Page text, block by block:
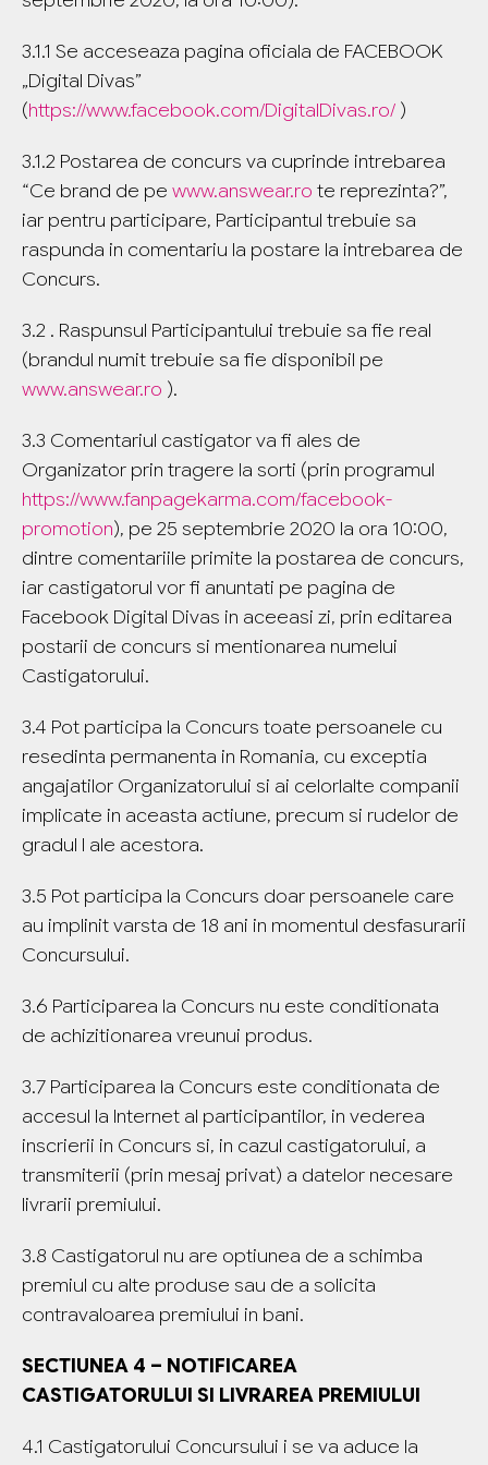
3.1.1 Se acceseaza pagina oficiala de FACEBOOK
„Digital Divas”
(https://www.facebook.com/DigitalDivas.ro/ )
3.1.2 Postarea de concurs va cuprinde intrebarea
“Ce brand de pe www.answear.ro te reprezinta?”,
iar pentru participare, Participantul trebuie sa
raspunda in comentariu la postare la intrebarea de
Concurs.
3.2 . Raspunsul Participantului trebuie sa fie real
(brandul numit trebuie sa fie disponibil pe
www.answear.ro ).
3.3 Comentariul castigator va fi ales de
Organizator prin tragere la sorti (prin programul
https://www.fanpagekarma.com/facebook-
promotion), pe 25 septembrie 2020 la ora 10:00,
dintre comentariile primite la postarea de concurs,
iar castigatorul vor fi anuntati pe pagina de
Facebook Digital Divas in aceeasi zi, prin editarea
postarii de concurs si mentionarea numelui
Castigatorului.
3.4 Pot participa la Concurs toate persoanele cu
resedinta permanenta in Romania, cu exceptia
angajatilor Organizatorului si ai celorlalte companii
implicate in aceasta actiune, precum si rudelor de
gradul I ale acestora.
3.5 Pot participa la Concurs doar persoanele care
au implinit varsta de 18 ani in momentul desfasurarii
Concursului.
3.6 Participarea la Concurs nu este conditionata
de achizitionarea vreunui produs.
3.7 Participarea la Concurs este conditionata de
accesul la Internet al participantilor, in vederea
inscrierii in Concurs si, in cazul castigatorului, a
transmiterii (prin mesaj privat) a datelor necesare
livrarii premiului.
3.8 Castigatorul nu are optiunea de a schimba
premiul cu alte produse sau de a solicita
contravaloarea premiului in bani.
SECTIUNEA 4 – NOTIFICAREA
CASTIGATORULUI SI LIVRAREA PREMIULUI
4.1 Castigatorului Concursului i se va aduce la